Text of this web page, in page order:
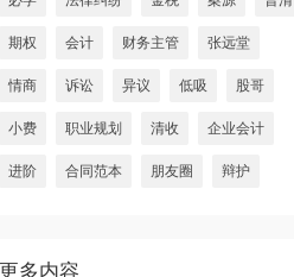
期权 会计 财务主管 张远堂
情商 诉讼 异议 低吸 股哥
小费 职业规划 清收 企业会计
进阶 合同范本 朋友圈 辩护
更多内容